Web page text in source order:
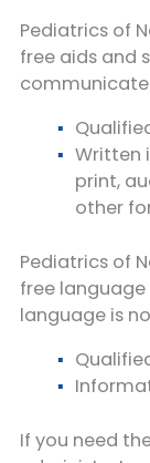
Pediatrics of
free aids and
communicate
Written
print,
other
Pediatrics of
free
language is
If you need